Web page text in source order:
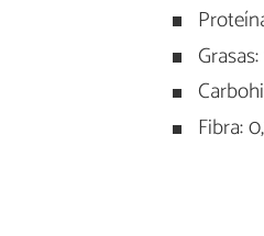
Grasas:
Fibra: